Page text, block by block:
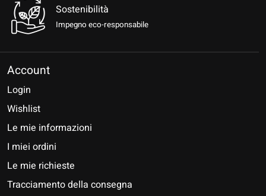
Sostenibilità
Impegno eco-responsabile
Account
Login
Wishlist
Le mie informazioni
I miei ordini
Le mie richieste
Tracciamento della consegna